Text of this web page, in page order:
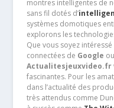
montres intelligentes de
sans fil dotés d’
systèmes domotiques
explorons les
Que vous soyez
connectées de Google
Actualitesjeuxvideo.fr
fascinantes. Pour les
dans l’actualité des
très attendus comme